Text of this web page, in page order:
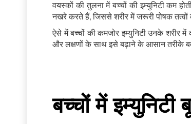
वयस्कों की तुलना में बच्चों की इम्युनिटी कम
नखरे करते हैं, जिससे शरीर में जरूरी पोषक तत्वों
ऐसे में बच्चों की कमजोर इम्युनिटी उनके शरीर
और लक्षणों के साथ इसे बढ़ाने के आसान तरीके
बच्चों में इम्युनिटी